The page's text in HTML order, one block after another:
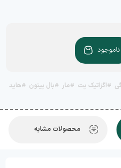
ناموجود
#اگزاتیک پت #مار #بال پیتون #هاید
محصولات مشابه